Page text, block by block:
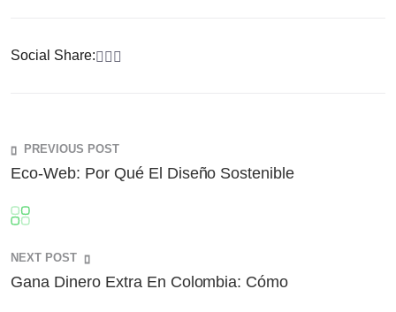
Social Share:
PREVIOUS POST
Eco-Web: Por Qué El Diseño Sostenible
NEXT POST
Gana Dinero Extra En Colombia: Cómo